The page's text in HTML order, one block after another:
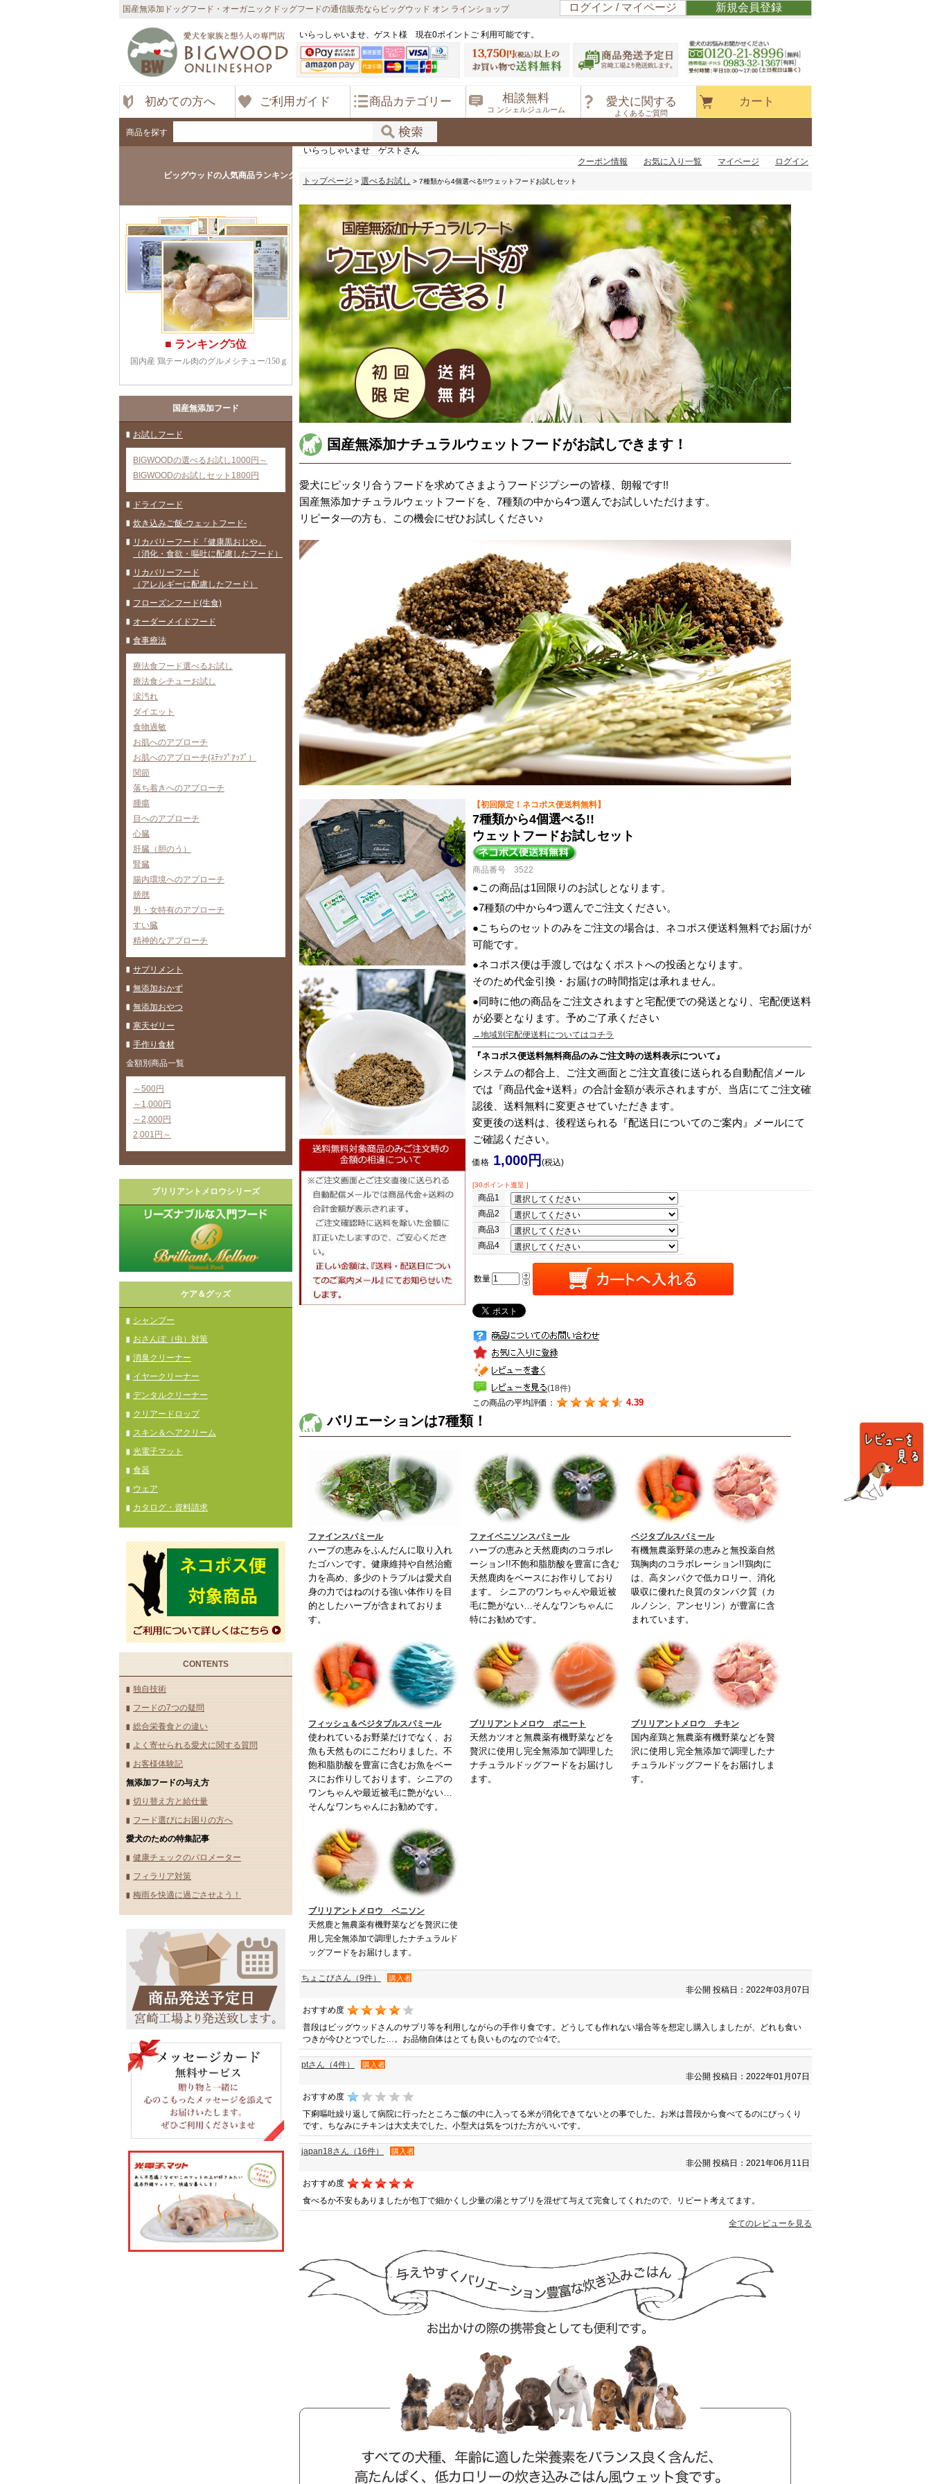
国産無添加ドッグフード・オーガニックドッグフードの通信販売ならビッグウッド オン ラインショップ ログイン / マイページ 新規会員登録
いらっしゃいませ、ゲスト様 現在0ポイントご 利用可能です。
初めての方へ ご利用ガイド 商品カテゴリー 相談無料
コ ンシェルジュルーム
愛犬に関する
よくあるご質問
カート
商品を探す
ビッグウッドの人気商品ランキング
国産無添加フード
お試しフード
BIGWOODの選べるお試し1000円～
BIGWOODのお試しセット1800円
ドライフード
炊き込みご飯-ウェットフード-
リカバリーフード『健康黒おじや』
（消化・食欲・嘔吐に配慮したフード）
リカバリーフード
（アレルギーに配慮したフード）
フローズンフード(生食)
オーダーメイドフード
食事療法
療法食フード選べるお試し
療法食シチューお試し
涙汚れ
ダイエット
食物過敏
お肌へのアプローチ
お肌へのアプローチ(ｽﾃｯﾌﾟｱｯﾌﾟ）
関節
落ち着きへのアプローチ
腫瘍
目へのアプローチ
心臓
肝臓（胆のう）
腎臓
腸内環境へのアプローチ
膀胱
男・女特有のアプローチ
すい臓
精神的なアプローチ
サプリメント
無添加おかず
無添加おやつ
寒天ゼリー
手作り食材
金額別商品一覧
～500円
～1,000円
～2,000円
2,001円～
ブリリアントメロウシリーズ
ケア＆グッズ
シャンプー
おさんぽ（虫）対策
消臭クリーナー
イヤークリーナー
デンタルクリーナー
クリアードロップ
スキン＆ヘアクリーム
光電子マット
食器
ウェア
カタログ・資料請求
CONTENTS
独自技術
フードの7つの疑問
総合栄養食との違い
よく寄せられる愛犬に関する質問
お客様体験記
無添加フードの与え方
切り替え方と給仕量
フード選びにお困りの方へ
愛犬のための特集記事
健康チェックのバロメーター
フィラリア対策
梅雨を快適に過ごさせよう！
いらっしゃいませ ゲストさん
クーポン情報
お気に入り一覧 マイページ
ログイン
トップページ > 選べるお試し > 7種類から4個選べる!!ウェットフードお試しセット
国産無添加ナチュラルウェットフードがお試しできます！
愛犬にピッタリ合うフードを求めてさまようフードジプシーの皆様、朗報です!!
国産無添加ナチュラルウェットフードを、7種類の中から4つ選んでお試しいただけます。
リピータ―の方も、この機会にぜひお試しください♪
【初回限定！ネコポス便送料無料】
7種類から4個選べる!!
ウェットフードお試しセット
商品番号 3522
●この商品は1回限りのお試しとなります。
●7種類の中から4つ選んでご注文ください。
●こちらのセットのみをご注文の場合は、ネコポス便送料無料でお届けが
可能です。
●ネコポス便は手渡しではなくポストへの投函となります。
そのため代金引換・お届けの時間指定は承れません。
●同時に他の商品をご注文されますと宅配便での発送となり、宅配便送料
が必要となります。予めご了承ください
→地域別宅配便送料についてはコチラ
『ネコポス便送料無料商品のみご注文時の送料表示について』
システムの都合上、ご注文画面とご注文直後に送られる自動配信メール
では『商品代金+送料』の合計金額が表示されますが、当店にてご注文確
認後、送料無料に変更させていただきます。
変更後の送料は、後程送られる『配送日についてのご案内』メールにて
ご確認ください。
価格 1,000円 (税込)
[30ポイント進呈 ]
商品1
商品2
商品3
商品4
数量
(18件)
この商品の平均評価：
4.39
バリエーションは7種類！
ファインスパミール
ハーブの恵みをふんだんに取り入れ
たゴハンです。健康維持や自然治癒
力を高め、多少のトラブルは愛犬自
身の力ではねのける強い体作りを目
的としたハーブが含まれておりま
す。
ファイベニソンスパミール
ハーブの恵みと天然鹿肉のコラボレ
ーション!!不飽和脂肪酸を豊富に含む
天然鹿肉をベースにお作りしており
ます。 シニアのワンちゃんや最近被
毛に艶がない…そんなワンちゃんに
特にお勧めです。
ベジタブルスパミール
有機無農薬野菜の恵みと無投薬自然
鶏胸肉のコラボレーション!!鶏肉に
は、高タンパクで低カロリー、消化
吸収に優れた良質のタンパク質（カ
ルノシン、アンセリン）が豊富に含
まれています。
フィッシュ＆ベジタブルスパミール
使われているお野菜だけでなく、お
魚も天然ものにこだわりました。不
飽和脂肪酸を豊富に含むお魚をベー
スにお作りしております。シニアの
ワンちゃんや最近被毛に艶がない…
そんなワンちゃんにお勧めです。
ブリリアントメロウ ボニート
天然カツオと無農薬有機野菜などを
贅沢に使用し完全無添加で調理した
ナチュラルドッグフードをお届けし
ます。
ブリリアントメロウ チキン
国内産鶏と無農薬有機野菜などを贅
沢に使用し完全無添加で調理したナ
チュラルドッグフードをお届けしま
す。
ブリリアントメロウ ベニソン
天然鹿と無農薬有機野菜などを贅沢に使
用し完全無添加で調理したナチュラルド
ッグフードをお届けします。
ちょこびさん（9件） 購入者
非公開 投稿日：2022年03月07日
おすすめ度
普段はビッグウッドさんのサプリ等を利用しながらの手作り食です。どうしても作れない場合等を想定し購入しましたが、どれも食い
つきが今ひとつでした…。お品物自体はとても良いものなので☆4で。
ptさん（4件） 購入者
非公開 投稿日：2022年01月07日
おすすめ度
下痢嘔吐繰り返して病院に行ったところご飯の中に入ってる米が消化できてないとの事でした。お米は普段から食べてるのにびっくり
です。ちなみにチキンは大丈夫でした。小型犬は気をつけた方がいいです。
japan18さん（16件） 購入者
非公開 投稿日：2021年06月11日
おすすめ度
食べるか不安もありましたが包丁で細かくし少量の湯とサプリを混ぜて与えて完食してくれたので、リピート考えてます。
全てのレビューを見る